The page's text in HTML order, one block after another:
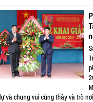
và chung vui cùng thầy và trò